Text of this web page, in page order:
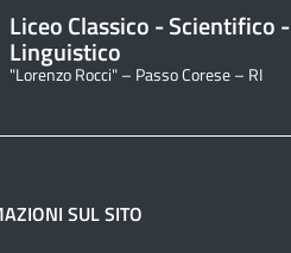
Liceo Classico - Scientifico -
Linguistico
"Lorenzo Rocci" – Passo Corese – RI
SUL SITO